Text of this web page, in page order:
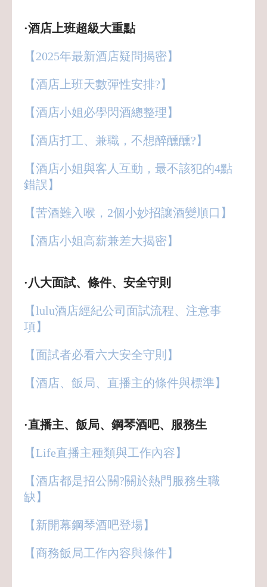
·酒店上班超級大重點
【2025年最新酒店疑問揭密】
【酒店上班天數彈性安排?】
【酒店小姐必學閃酒總整理】
【酒店打工、兼職，不想醉醺醺?】
【酒店小姐與客人互動，最不該犯的4點
錯誤】
【苦酒難入喉，2個小妙招讓酒變順口】
【酒店小姐高薪兼差大揭密】
·八大面試、條件、安全守則
【lulu酒店經紀公司面試流程、注意事
項】
【面試者必看六大安全守則】
【酒店、飯局、直播主的條件與標準】
·直播主、飯局、鋼琴酒吧、服務生
【Life直播主種類與工作內容】
【酒店都是招公關?關於熱門服務生職
缺】
【新開幕鋼琴酒吧登場】
【商務飯局工作內容與條件】